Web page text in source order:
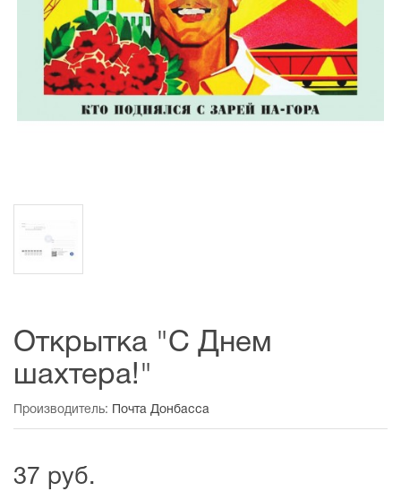
Открытка "С Днем
шахтера!"
Производитель: Почта Донбасса
37 руб.